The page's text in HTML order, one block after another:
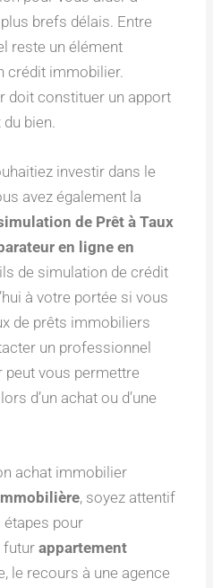
brefs délais. Entre
reste un élément
crédit immobilier.
doit constituer un apport
bien.
investir dans le
avez également la
de Prêt à Taux
en ligne en
de simulation de crédit
à votre portée si vous
de prêts immobiliers
un professionnel
vous permettre
d’un achat ou d’une
achat immobilier
, soyez attentif
étapes pour
futurappartement
le recours à une agence